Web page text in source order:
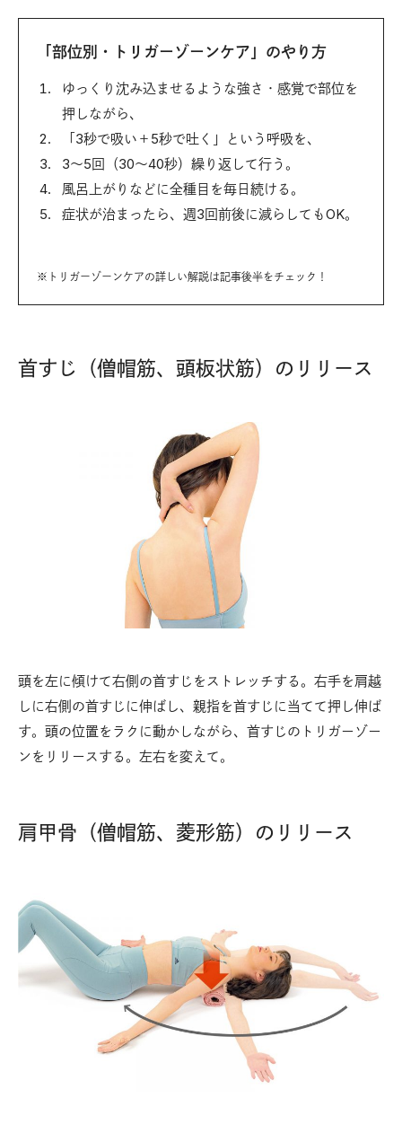
「部位別・トリガーゾーンケア」のやり方
ゆっくり沈み込ませるような強さ・感覚で部位を
押しながら、
「3秒で吸い＋5秒で吐く」という呼吸を、
3〜5回（30〜40秒）繰り返して行う。
風呂上がりなどに全種目を毎日続ける。
症状が治まったら、週3回前後に減らしてもOK。
※トリガーゾーンケアの詳しい解説は記事後半をチェック！
首すじ（僧帽筋、頭板状筋）のリリース
頭を左に傾けて右側の首すじをストレッチする。右手を肩越
しに右側の首すじに伸ばし、親指を首すじに当てて押し伸ば
す。頭の位置をラクに動かしながら、首すじのトリガーゾー
ンをリリースする。左右を変えて。
肩甲骨（僧帽筋、菱形筋）のリリース